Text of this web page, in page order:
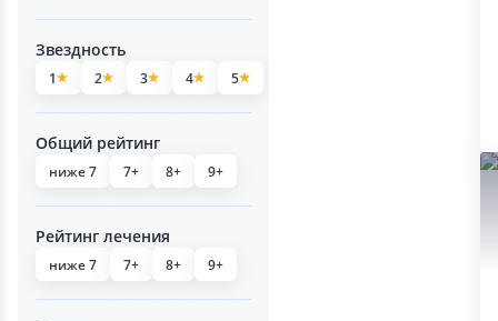
Звездность
1 2 3 4 5
Общий рейтинг
ниже 7 7+ 8+ 9+
Рейтинг лечения
ниже 7 7+ 8+ 9+